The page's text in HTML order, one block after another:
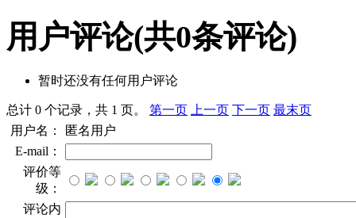
用户评论(共0条评论)
暂时还没有任何用户评论
总计 0 个记录，共 1 页。 第一页 上一页 下一页 最末页
用户名：
匿名用户
E-mail：
评价等
级：
评论内